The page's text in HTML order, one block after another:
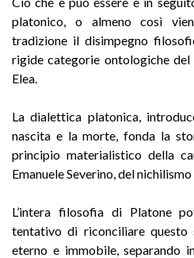
platonico, o almeno così
tradizione il disimpegno
rigide categorie ontologiche del
Elea.
La dialettica platonica,
nascita e la morte, fonda la
principio materialistico della
Emanuele Severino, del
L’intera filosofia di Platone
tentativo di riconciliare questo
eterno e immobile, separando